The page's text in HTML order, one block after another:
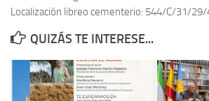
Memoria Histórica
Investigación previa de la represión en
1947).
Localización libreo cementerio: 544/C/31/29/
QUIZÁS TE INTERESE...